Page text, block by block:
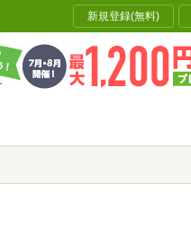
新規登録(無料)